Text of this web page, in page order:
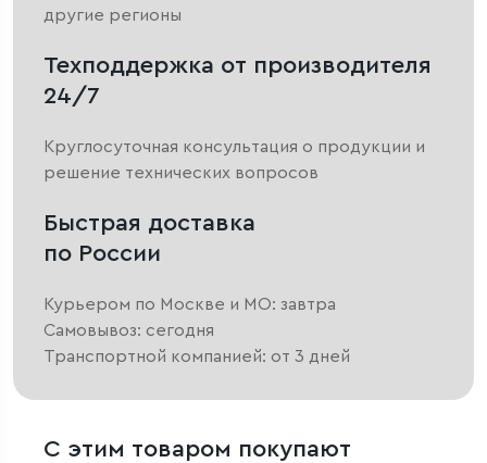
другие регионы
Техподдержка от производителя
24/7
Круглосуточная консультация о продукции и
решение технических вопросов
Быстрая доставка
по России
Курьером по Москве и МО: завтра
Самовывоз: сегодня
Транспортной компанией: от 3 дней
С этим товаром покупают